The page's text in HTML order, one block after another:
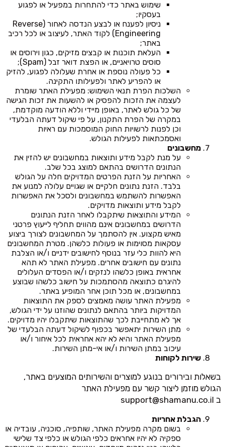
שימוש באתר כדי להתחרות במפעיל או לפגוע
בעסקיו;
ניסיון לפענח או לבצע הנדסה לאחור (Reverse
Engineering) לקוד האתר, לעיצוב או לכל רכיב
באתר;
העלאת תוכנות או קבצים מזיקים, כגון וירוסים או
סוסים טרויאניים, או הפצת דואר זבל (Spam);
כל פעולה נוספת או אחרת שעלולה לפגוע, להזיק
או להפריע לאתר ולפעילותו התקינה.
השלכות הפרת תנאי השימוש: מפעילת האתר שומרת
לעצמה את הזכות להפסיק או להשעות את זכות הגישה
של כל גולש לאתר, באופן מיידי וללא הודעה מוקדמת,
במקרה של הפרת התקנון, על פי שיקול דעתה הבלעדי
וכן לפנות לרשויות החוק המוסמכות עם ראיות
ואסמכתאות לפעילות הגולש.
מחשבונים
על מנת לקבל מידע ותוצאות במחשבונים יש להזין את
הנתונים הדרושים בהתאם למוצג בכל שלב.
האחריות על הזנת הפרטים המדויקים חלה על הגולש
בלבד. הזנת נתונים חלקיים או שגויים עלולה למנוע את
האפשרות להשתמש במחשבונים ולסכל את האפשרות
לקבל מידע ותוצאות מדויקים.
המידע והתוצאות שיתקבלו לאחר הזנת הנתונים
הדרושים במחשבונים אינם מהווים תחליף לייעוץ פרטני
מאיש מקצוע. אין להסתמך על המחשבונים לצורך ביצוע
עסקאות מסוימות או פעולות כלשהן. מטרת המחשבונים
היא להוות כלי עזר בנוסף לחישובים ידניים ו/או הצלבת
נתונים עם חישובים אחרים. מפעילת האתר לא תהא
אחראית באופן כלשהו לנזקים ו/או הפסדים העלולים
להיגרם כתוצאה מהסתמכות על חישוב כלשהו שבוצע
במחשבונים, או מכל תוכן אחר המופיע באתר.
מפעילת האתר עושה מאמצים לספק את התוצאות
המדויקות ביותר בהתאם לנתונים שהוזנו על ידי הגולש,
אך לא מתחייבת לכך שהתוצאות שיתקבלו יהיו מדויקים.
מתן השירות יתאפשר בכפוף לשיקול דעתה הבלעדי של
מפעילת האתר והיא לא יהא אחראית לכל איחור ו/או
עיכוב במתן השירות ו/או אי-מתן השירות.
שירות לקוחות
בשאלות ובירורים בנוגע למוצרים והשירותים המוצעים באתר,
הגולש מוזמן ליצור קשר עם מפעילת האתר
ב support@shamanu.co.il
הגבלת אחריות
בשום מקרה מפעילת האתר, שותפיה, סוכניה, עובדיה או
ספקיה לא יהיו אחראים כלפי הגולש או כלפי צד שלישי